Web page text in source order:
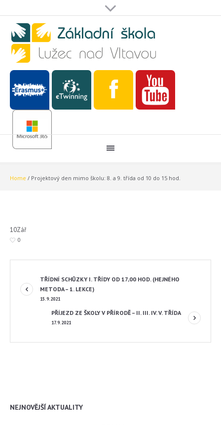
Home / Projektový den mimo školu: 8. a 9. třída od 10 do 15 hod.
10Zář
0
TŘÍDNÍ SCHŮZKY I. TŘÍDY OD 17,00 HOD. (HEJNÉHO
METODA – 1. LEKCE)
15.9.2021
PŘÍJEZD ZE ŠKOLY V PŘÍRODĚ – II. III. IV. V. TŘÍDA
17.9.2021
NEJNOVĚJŠÍ AKTUALITY